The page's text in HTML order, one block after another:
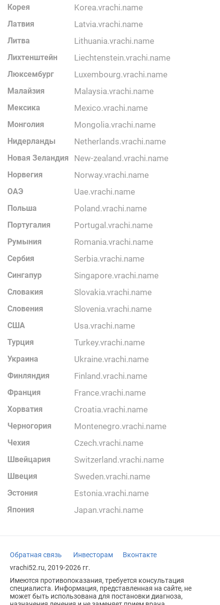
Корея korea.vrachi.name
Латвия latvia.vrachi.name
Литва lithuania.vrachi.name
Лихтенштейн liechtenstein.vrachi.name
Люксембург luxembourg.vrachi.name
Малайзия malaysia.vrachi.name
Мексика mexico.vrachi.name
Монголия mongolia.vrachi.name
Нидерланды netherlands.vrachi.name
Новая Зеландия new-zealand.vrachi.name
Норвегия norway.vrachi.name
ОАЭ uae.vrachi.name
Польша poland.vrachi.name
Португалия portugal.vrachi.name
Румыния romania.vrachi.name
Сербия serbia.vrachi.name
Сингапур singapore.vrachi.name
Словакия slovakia.vrachi.name
Словения slovenia.vrachi.name
США usa.vrachi.name
Турция turkey.vrachi.name
Украина ukraine.vrachi.name
Финляндия finland.vrachi.name
Франция france.vrachi.name
Хорватия croatia.vrachi.name
Черногория montenegro.vrachi.name
Чехия czech.vrachi.name
Швейцария switzerland.vrachi.name
Швеция sweden.vrachi.name
Эстония estonia.vrachi.name
Япония japan.vrachi.name
Обратная связь Инвесторам
Вконтакте
vrachi52.ru, 2019-2026 гг.
Имеются противопоказания, требуется консультация
специалиста. Информация, представленная на сайте, не
может быть использована для постановки диагноза,